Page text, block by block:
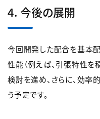
4. 今後の展開
今回開発した配合を基本
性能（例えば、引張特性を
検討を進め、さらに、効
う予定です。